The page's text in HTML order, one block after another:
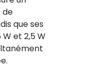
de
que ses
et 2,5 W